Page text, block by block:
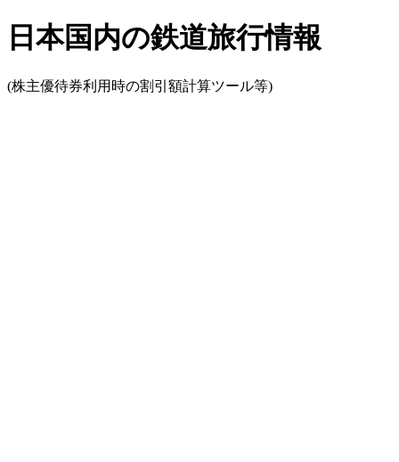
日本国内の鉄道旅行情報
(株主優待券利用時の割引額計算ツール等)